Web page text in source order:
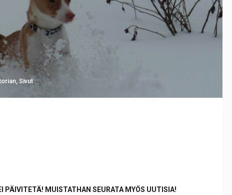
Sivut
PÄIVITETÄ! MUISTATHAN SEURATA MYÖS UUTISIA!